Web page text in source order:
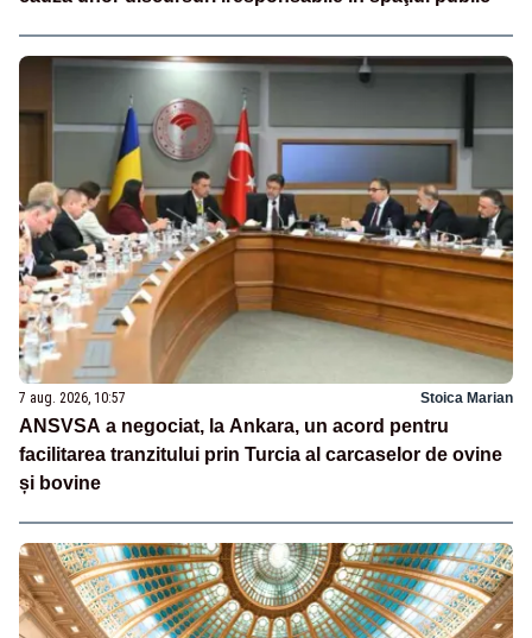
7 aug. 2026, 10:57 Stoica Marian
ANSVSA a negociat, la Ankara, un acord pentru
facilitarea tranzitului prin Turcia al carcaselor de ovine
și bovine